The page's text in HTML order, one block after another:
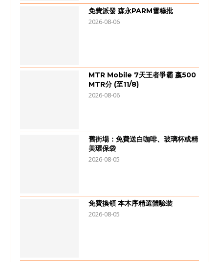
免費派發 森永PARM雪糕批
2026-08-06
MTR Mobile 7天王者爭霸 嬴500
MTR分 (至11/8)
2026-08-06
舊街場：免費送白咖啡、玻璃杯或精
美環保袋
2026-08-05
免費換領 本木序精選體驗裝
2026-08-05